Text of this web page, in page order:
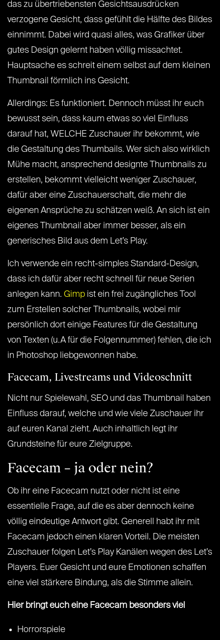
das zu übertriebensten Gesichtsausdrücken
verzogene Gesicht, dass gefühlt die Hälfte des Bildes
einnimmt. Dabei wird quasi alles, was Grafiker über
gutes Design gelernt haben völlig missachtet.
Hauptsache es schreit einem selbst auf dem kleinen
Thumbnail förmlich ins Gesicht.
Allerdings: Es funktioniert. Dennoch müsst ihr euch
bewusst sein, dass kaum etwas so viel Einfluss
darauf hat, WELCHE Zuschauer ihr bekommt, wie
die Gestaltung des Thumbails. Wer sich also wirklich
Mühe macht, ansprechend designte Thumbnails zu
erstellen, bekommt vielleicht weniger Zuschauer,
dafür aber eine Zuschauerschaft, die mehr die
eigenen Ansprüche zu schätzen weiß. An sich ist ein
eigenes Thumbnail aber immer besser, als ein
generisches Bild aus dem Let’s Play.
Ich verwende ein recht-simples Standard-Design,
dass ich dafür aber recht schnell für neue Serien
anlegen kann. Gimp ist ein frei zugängliches Tool
zum Erstellen solcher Thumbnails, wobei mir
persönlich dort einige Features für die Gestaltung
von Texten (u.A für die Folgennummer) fehlen, die ich
in Photoshop liebgewonnen habe.
Facecam, Livestreams und Videoschnitt
Nicht nur Spielewahl, SEO und das Thumbnail haben
Einfluss darauf, welche und wie viele Zuschauer ihr
auf euren Kanal zieht. Auch inhaltlich legt ihr
Grundsteine für eure Zielgruppe.
Facecam – ja oder nein?
Ob ihr eine Facecam nutzt oder nicht ist eine
essentielle Frage, auf die es aber dennoch keine
völlig eindeutige Antwort gibt. Generell habt ihr mit
Facecam jedoch einen klaren Vorteil. Die meisten
Zuschauer folgen Let’s Play Kanälen wegen des Let’s
Players. Euer Gesicht und eure Emotionen schaffen
eine viel stärkere Bindung, als die Stimme allein.
Hier bringt euch eine Facecam besonders viel
Horrorspiele